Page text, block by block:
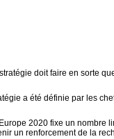
doit faire en sorte
a été définie par les
2020 fixe un nombre
un renforcement de la